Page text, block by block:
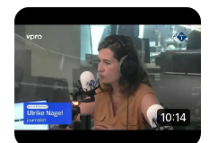
10:14